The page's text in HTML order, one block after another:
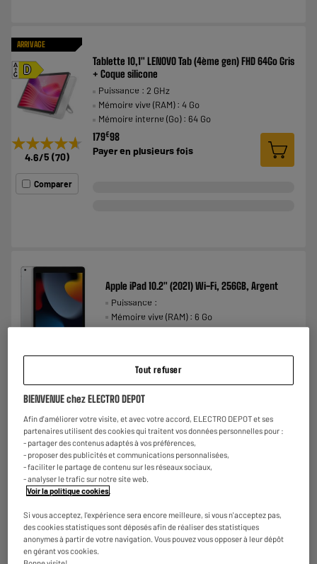
ARRIVAGE
D
A
G
★★★★★
★★★★★
4.6/5 (70)
Comparer
Tablette 10,1" LENOVO Tab (4ème gen) FHD 64Go Gris
+ Coque silicone
Puissance : 2 GHz
Mémoire vive (RAM) : 4 Go
Mémoire interne (Go) : 64 Go
179€98
Payer en plusieurs fois
Apple iPad 10.2" (2021) Wi-Fi, 256GB, Argent
Puissance :
Mémoire vive (RAM) : 6 Go
Mémoire interne (Go) : 256 Go
Tout refuser
BIENVENUE chez ELECTRO DEPOT
Afin d'améliorer votre visite, et avec votre accord, ELECTRO DEPOT et ses
partenaires utilisent des cookies qui traitent vos données personnelles pour :
- partager des contenus adaptés à vos préférences,
- proposer des publicités et communications personnalisées,
- faciliter le partage de contenu sur les réseaux sociaux,
- analyser le trafic sur notre site web.
Voir la politique cookies.
Si vous acceptez, l'expérience sera encore meilleure, si vous n'acceptez pas,
des cookies statistiques sont déposés afin de réaliser des statistiques
anonymes à partir de votre navigation. Vous pouvez vous opposer à leur dépôt
en gérant vos cookies.